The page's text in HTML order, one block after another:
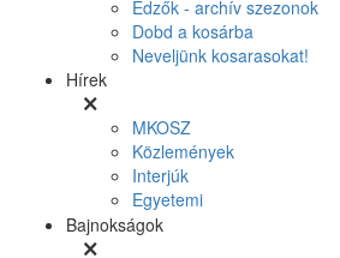
Edzők - archív szezonok
Dobd a kosárba
Neveljünk kosarasokat!
Hírek
MKOSZ
Közlemények
Interjúk
Egyetemi
Bajnokságok